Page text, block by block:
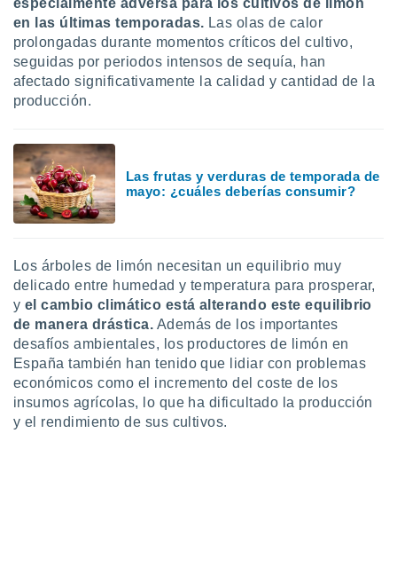
o
aunque
no
Puedes
web a
abono
únicos
similares
como
sitio
IP
de
especialmente adversa para los cultivos de limón
en las últimas temporadas. Las olas de calor
prolongadas durante momentos críticos del cultivo,
seguidas por periodos intensos de sequía, han
afectado significativamente la calidad y cantidad de la
producción.
Las frutas y verduras de temporada de
mayo: ¿cuáles deberías consumir?
Los árboles de limón necesitan un equilibrio muy
delicado entre humedad y temperatura para prosperar,
y el cambio climático está alterando este equilibrio
de manera drástica. Además de los importantes
desafíos ambientales, los productores de limón en
España también han tenido que lidiar con problemas
económicos como el incremento del coste de los
insumos agrícolas, lo que ha dificultado la producción
y el rendimiento de sus cultivos.